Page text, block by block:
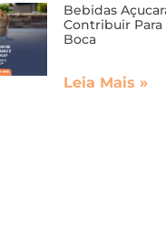
Bebidas
Contribuir Para
Boca
Leia Mais »